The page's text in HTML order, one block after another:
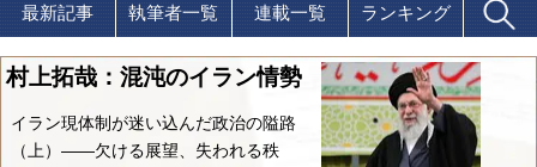
最新記事 執筆者一覧 連載一覧 ランキング
村上拓哉：混沌のイラン情勢
イラン現体制が迷い込んだ政治の隘路
（上）――欠ける展望、失われる秩